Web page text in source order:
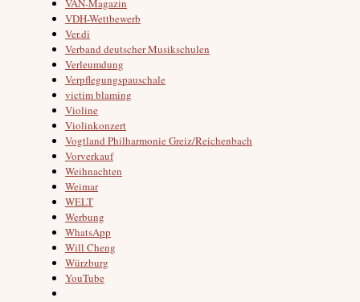
VAN-Magazin
VDH-Wettbewerb
Ver.di
Verband deutscher Musikschulen
Verleumdung
Verpflegungspauschale
victim blaming
Violine
Violinkonzert
Vogtland Philharmonie Greiz/Reichenbach
Vorverkauf
Weihnachten
Weimar
WELT
Werbung
WhatsApp
Will Cheng
Würzburg
YouTube